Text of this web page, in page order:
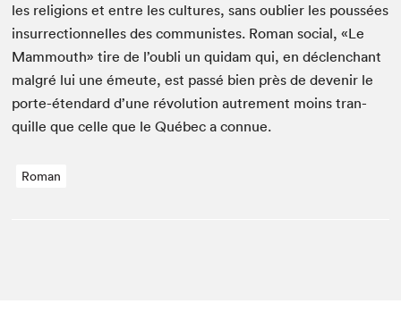
les reli­gions et entre les cul­tures, sans oubli­er les poussées
insur­rec­tion­nelles des com­mu­nistes. Roman social, «Le
Mam­mouth» tire de l’oubli un quidam qui, en déclen­chant
mal­gré lui une émeute, est passé bien près de devenir le
porte-éten­dard d’une révo­lu­tion autrement moins tran­
quille que celle que le Québec a connue.
Roman